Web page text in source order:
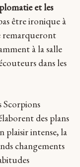
et les
être ironique à
remarqueront
à la salle
dans les
Scorpions
des plans
plaisir intense, la
changements